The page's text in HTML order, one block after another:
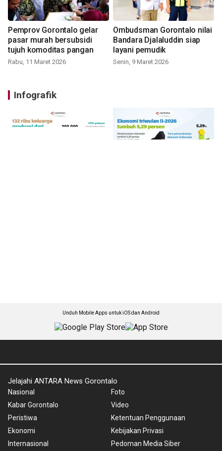
Pemprov Gorontalo gelar
pasar murah bersubsidi
tujuh komoditas pangan
Rabu, 11 Maret 2026
Ombudsman Gorontalo nilai
Bandara Djalaluddin siap
layani pemudik
Senin, 9 Maret 2026
Infografik
Unduh Mobile Apps untuk iOS dan Android
Jelajahi ANTARA News Gorontalo
Nasional
Kabar Gorontalo
Peristiwa
Ekonomi
Internasional
Foto
Video
Ketentuan Penggunaan
Kebijakan Privasi
Pedoman Media Siber